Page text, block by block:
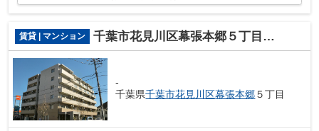
賃貸 | マンション 千葉市花見川区幕張本郷５丁目のマンション
-
千葉県千葉市花見川区幕張本郷５丁目